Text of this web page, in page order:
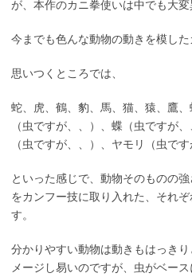
が、本作のカニ拳使いは中でも大変
今までも色んな動物の動きを模した
思いつくところでは、
蛇、虎、鶴、豹、馬、猫、猿、鷹
（虫ですが、、）、蝶（虫ですが
（虫ですが、、）、ヤモリ（虫です
といった感じで、動物そのものの
をカンフー技に取り入れた、それ
す。
分かりやすい動物は動きもはっき
メージし易いのですが、虫がベー